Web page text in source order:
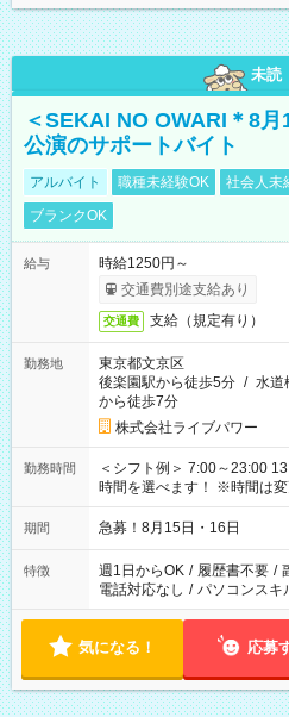
未読
＜SEKAI NO OWARI＊8
公演のサポートバイト
アルバイト 職種未経験OK 社会人未
ブランクOK
給与
時給1250円～
交通費別途支給あり
交通費 支給（規定有り）
勤務地
東京都文京区
後楽園駅から徒歩5分 / 水道
から徒歩7分
株式会社ライブパワー
勤務時間
＜シフト例＞ 7:00～23:00 13:30～22:00 上
時間を選べます！ ※時間は
期間 急募！8月15日・16日
特徴 週1日からOK / 履歴書不要 /
電話対応なし / パソコンスキ
気になる！ 応募